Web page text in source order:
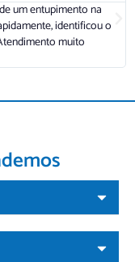
um entupimento na
identificou o
muito